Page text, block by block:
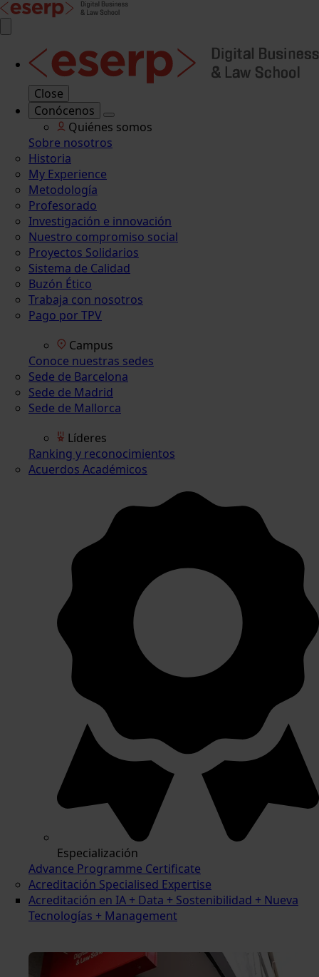
Close
Conócenos
Quiénes somos
Sobre nosotros
Historia
My Experience
Metodología
Profesorado
Investigación e innovación
Nuestro compromiso social
Proyectos Solidarios
Sistema de Calidad
Buzón Ético
Trabaja con nosotros
Pago por TPV
Campus
Conoce nuestras sedes
Sede de Barcelona
Sede de Madrid
Sede de Mallorca
Líderes
Ranking y reconocimientos
Acuerdos Académicos
Especialización
Advance Programme Certificate
Acreditación Specialised Expertise
Acreditación en IA + Data + Sostenibilidad + Nueva
Tecnologías + Management